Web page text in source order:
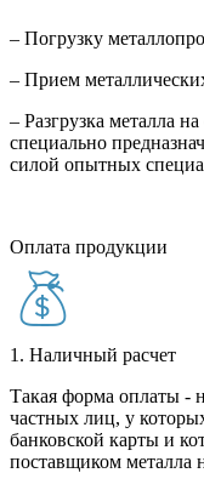
– Погрузку
– Прием
– Разгрузка металла
специально
силой опытных
Оплата продукции
1. Наличный расчет
Такая форма оплаты -
частных лиц, у
банковской карты и
поставщиком металла